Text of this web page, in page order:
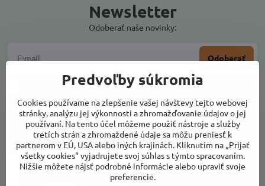
Newsletter
Odoberať naše novinky:
Odoberať
Chcem sa prihlásiť k odberu noviniek e-mailom
Kontakty
Predvoľby súkromia
Cookies používame na zlepšenie vašej návštevy tejto webovej
stránky, analýzu jej výkonnosti a zhromažďovanie údajov o jej
používaní. Na tento účel môžeme použiť nástroje a služby
tretích strán a zhromaždené údaje sa môžu preniesť k
partnerom v EÚ, USA alebo iných krajinách. Kliknutím na „Prijať
všetky cookies“ vyjadrujete svoj súhlas s týmto spracovaním.
Nižšie môžete nájsť podrobné informácie alebo upraviť svoje
preferencie.